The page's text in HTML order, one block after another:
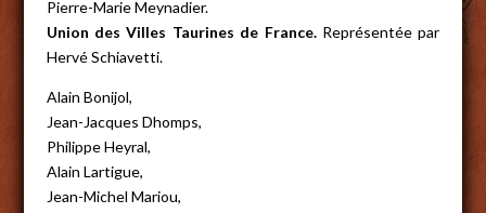
Pierre-Marie Meynadier.
Union des Villes Taurines de France.Représentée par
Hervé Schiavetti.
Alain Bonijol,
Jean-Jacques Dhomps,
Philippe Heyral,
Alain Lartigue,
Jean-Michel Mariou,